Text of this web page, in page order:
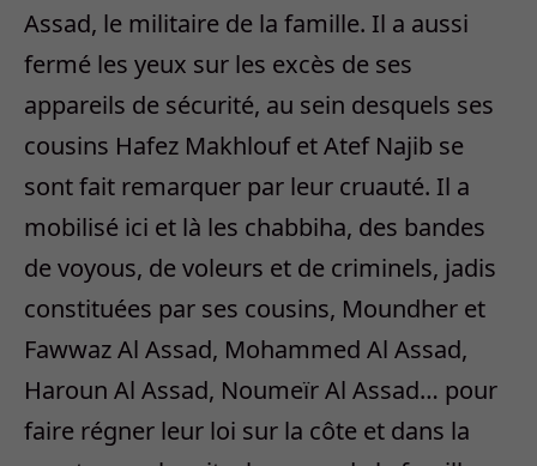
Assad, le militaire de la famille. Il a aussi
fermé les yeux sur les excès de ses
appareils de sécurité, au sein desquels ses
cousins Hafez Makhlouf et Atef Najib se
sont fait remarquer par leur cruauté. Il a
mobilisé ici et là les chabbiha, des bandes
de voyous, de voleurs et de criminels, jadis
constituées par ses cousins, Moundher et
Fawwaz Al Assad, Mohammed Al Assad,
Haroun Al Assad, Noumeïr Al Assad… pour
faire régner leur loi sur la côte et dans la